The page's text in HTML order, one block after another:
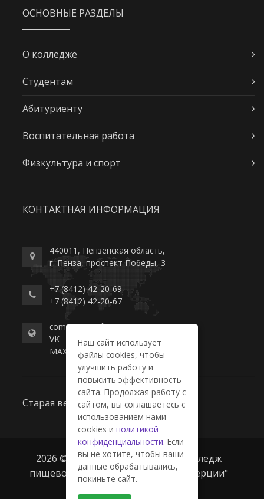
ОСНОВНЫЕ РАЗДЕЛЫ
О колледже
Студентам
Абитуриенту
Воспитательная работа
Физкультура и спорт
КОНТАКТНАЯ ИНФОРМАЦИЯ
440011, Пензенская область,
г. Пенза, проспект Победы, 3
+7 (8412) 42-20-69
+7 (8412) 42-20-67
commerce-college.ru
VK
MAX
Старая версия сайта
2026 © ГАПОУ ПО "Пензенский колледж
пищевой промышленности и коммерции"
Наш сайт использует
файлы cookies, чтобы
улучшить работу и
повысить эффективность
сайта. Продолжая работу с
сайтом, вы соглашаетесь с
использованием нами
cookies и политикой
конфиденциальности. Если
вы не хотите, чтобы ваши
данные обрабатывались,
покиньте сайт.